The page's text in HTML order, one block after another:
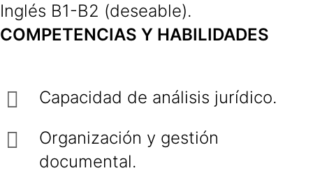
Inglés B1-B2 (deseable).
COMPETENCIAS Y HABILIDADES
Capacidad de análisis jurídico.
Organización y gestión
documental.